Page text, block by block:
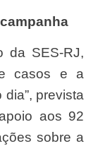
casos e a
prevista
aos 92
sobre a